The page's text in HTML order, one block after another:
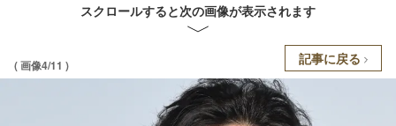
スクロールすると次の画像が表示されます
( 画像4/11 ) 記事に戻る